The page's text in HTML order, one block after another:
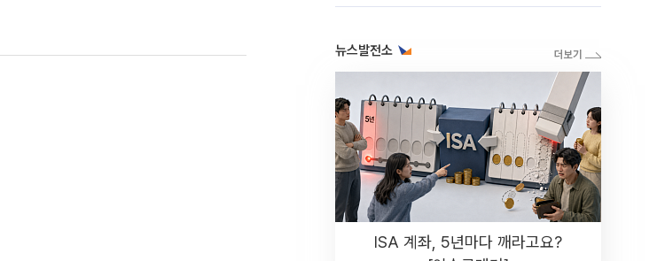
뉴스발전소
ISA 계좌, 5년마다 깨라고요?